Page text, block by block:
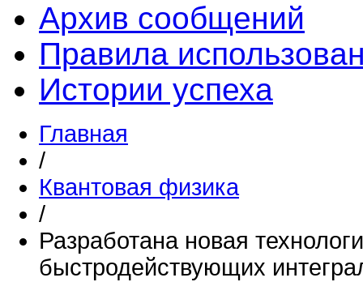
Архив сообщений
Правила
Истории успеха
Главная
/
Квантовая физика
/
Разработана новая
быстродействующих